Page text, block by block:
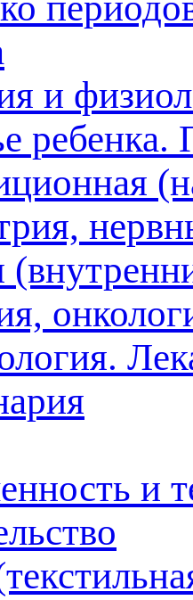
и
ребенка.
и